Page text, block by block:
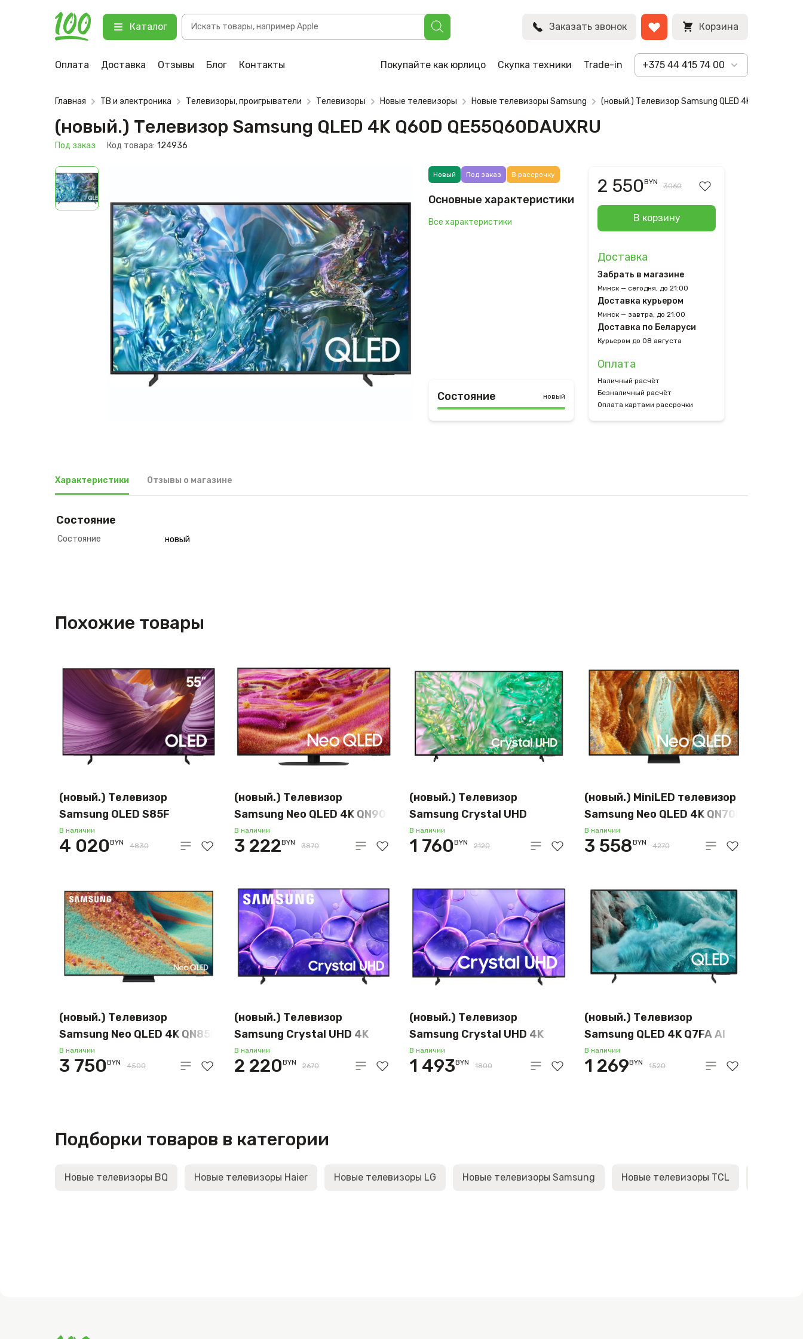
Каталог
Поиск
товаров
Заказать звонок Корзина
Оплата Доставка Отзывы Блог Контакты Покупайте как юрлицо Скупка техники Trade-in +375 44 415 74 00
(новый.) Телевизор Samsung QLED 4K Q60D QE55Q60DAUXRU
123 Под заказ
BYN
Главная ТВ и электроника Телевизоры, проигрыватели Телевизоры Новые телевизоры Новые телевизоры Samsung (новый.) Телевизор Samsung QLED 4K Q60D
(новый.) Телевизор Samsung QLED 4K Q60D QE55Q60DAUXRU
Под заказ Код товара: 124936
Новый Под заказ В рассрочку
Основные характеристики
Все характеристики
Состояние новый
2 550BYN 3060
В корзину
Доставка
Забрать в магазине
Минск — сегодня, до 21:00
Доставка курьером
Минск — завтра, до 21:00
Доставка по Беларуси
Курьером до 08 августа
Оплата
Наличный расчёт
Безналичный расчёт
Оплата картами рассрочки
Характеристики Отзывы о магазине
Состояние
Состояние новый
Похожие товары
(новый.) Телевизор
Samsung OLED S85F
QE55S85FAEXRU
В наличии
4 020BYN 4830
(новый.) Телевизор
Samsung Neo QLED 4K QN90F
AI QE43QN90FAUXRU
В наличии
3 222BYN 3870
(новый.) Телевизор
Samsung Crystal UHD
DU8000 UE50DU8000UXRU
В наличии
1 760BYN 2120
(новый.) MiniLED телевизор
Samsung Neo QLED 4K QN70F
AI QE65QN70FAUXRU
В наличии
3 558BYN 4270
(новый.) Телевизор
Samsung Neo QLED 4K QN85F
QE55QN85FAUXCE
В наличии
3 750BYN 4500
(новый.) Телевизор
Samsung Crystal UHD 4K
U8000F UE65U8000FUXRU
В наличии
2 220BYN 2670
(новый.) Телевизор
Samsung Crystal UHD 4K
U8000F UE55U8000FUXRU
В наличии
1 493BYN 1800
(новый.) Телевизор
Samsung QLED 4K Q7FA AI
QE43Q7FAAUXRU
В наличии
1 269BYN 1520
Подборки товаров в категории
Новые телевизоры BQ Новые телевизоры Haier Новые телевизоры LG Новые телевизоры Samsung Новые телевизоры TCL